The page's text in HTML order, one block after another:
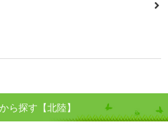
ら探す【北陸】